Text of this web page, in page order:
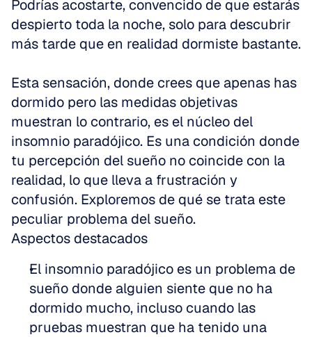
Podrías acostarte, convencido de que estarás
despierto toda la noche, solo para descubrir
más tarde que en realidad dormiste bastante.
Esta sensación, donde crees que apenas has
dormido pero las medidas objetivas
muestran lo contrario, es el núcleo del
insomnio paradójico. Es una condición donde
tu percepción del sueño no coincide con la
realidad, lo que lleva a frustración y
confusión. Exploremos de qué se trata este
peculiar problema del sueño.
Aspectos destacados
El insomnio paradójico es un problema de
sueño donde alguien siente que no ha
dormido mucho, incluso cuando las
pruebas muestran que ha tenido una